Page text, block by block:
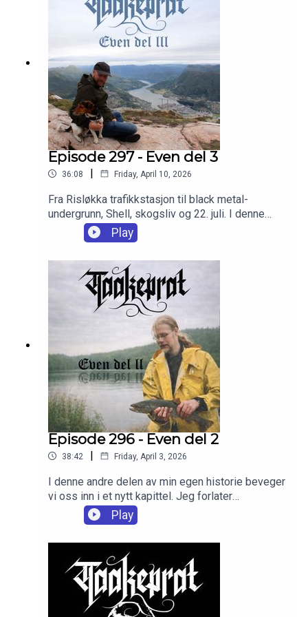
Episode 297 - Even del 3
36:08 | Friday, April 10, 2026
Fra Risløkka trafikkstasjon til black metal-
undergrunn, Shell, skogsliv og 22. juli. I denne
delen av min historie handler det om offentlig
forvaltning, svindel, kaos, musikk, nytt hus og et
Play
Episode 296 - Even del 2
38:42 | Friday, April 3, 2026
I denne andre delen av min egen historie beveger
vi oss inn i et nytt kapittel. Jeg forlater
gravferdsetaten og trer inn i arbeidslivet for alvor,
med en voksende følelse av frihet – og et behov
for å forme min egen vei.Dette er en tid preget av
muligheter, men også av møter med mennesker
og miljøer som setter spor. Transportbransjen
åpner seg, og med den et galleri av karakterer og
erfaringer som både fascinerer og
utfordrer.Samtidig ligger musikken der som en
Play